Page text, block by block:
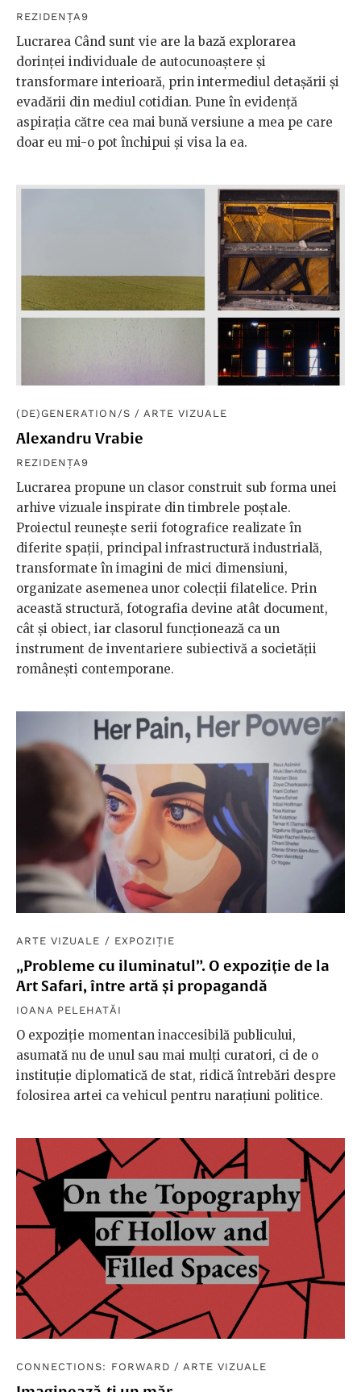
REZIDENȚA9
Lucrarea Când sunt vie are la bază explorarea
dorinței individuale de autocunoaștere și
transformare interioară, prin intermediul detașării și
evadării din mediul cotidian. Pune în evidență
aspirația către cea mai bună versiune a mea pe care
doar eu mi-o pot închipui și visa la ea.
(DE)GENERATION/S / ARTE VIZUALE
Alexandru Vrabie
REZIDENȚA9
Lucrarea propune un clasor construit sub forma unei
arhive vizuale inspirate din timbrele poștale.
Proiectul reunește serii fotografice realizate în
diferite spații, principal infrastructură industrială,
transformate în imagini de mici dimensiuni,
organizate asemenea unor colecții filatelice. Prin
această structură, fotografia devine atât document,
cât și obiect, iar clasorul funcționează ca un
instrument de inventariere subiectivă a societății
românești contemporane.
ARTE VIZUALE / EXPOZIȚIE
„Probleme cu iluminatul”. O expoziție de la
Art Safari, între artă și propagandă
IOANA PELEHATĂI
O expoziție momentan inaccesibilă publicului,
asumată nu de unul sau mai mulți curatori, ci de o
instituție diplomatică de stat, ridică întrebări despre
folosirea artei ca vehicul pentru narațiuni politice.
CONNECTIONS: FORWARD / ARTE VIZUALE